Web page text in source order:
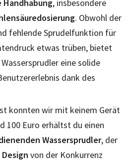
Handhabung, insbesondere
. Obwohl der
fehlende Sprudelfunktion für
etwas trüben, bietet
eine solide
dank des
konnten wir mit keinem Gerät
100 Euro erhältst du einen
Wassersprudler, der
von der Konkurrenz